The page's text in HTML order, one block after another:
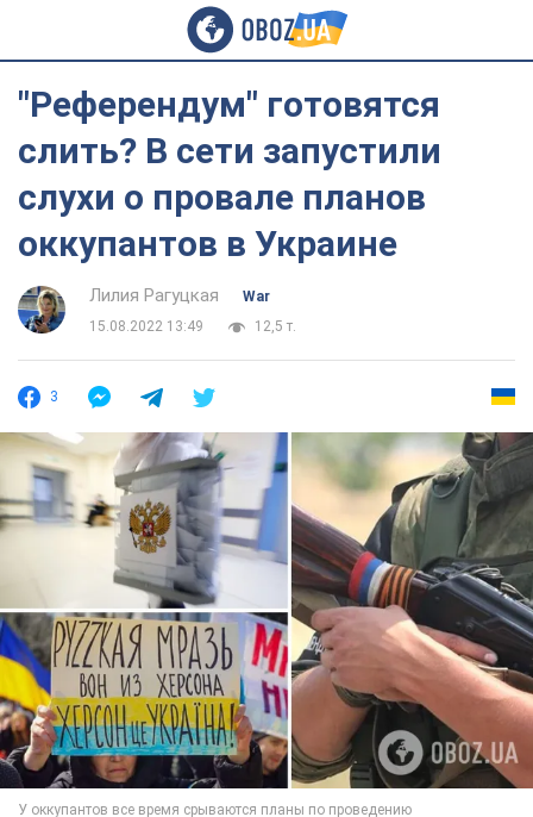
"Референдум" готовятся
слить? В сети запустили
слухи о провале планов
оккупантов в Украине
Лилия Рагуцкая
War
15.08.2022 13:49
12,5 т.
3